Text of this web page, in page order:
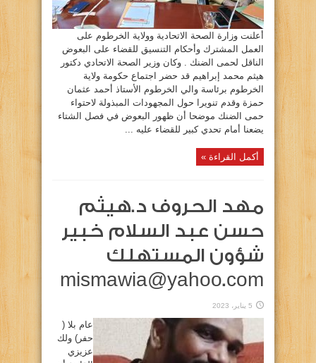
أعلنت وزارة الصحة الاتحادية وولاية الخرطوم على
العمل المشترك وأحكام التنسيق للقضاء على البعوض
الناقل لحمى الضنك . وكان وزير الصحة الاتحادي دكتور
هيثم محمد إبراهيم قد حضر اجتماع حكومة ولاية
الخرطوم برئاسة والي الخرطوم الأستاذ أحمد عثمان
حمزة وقدم تنويرا حول المجهودات المبذولة لاحتواء
حمى الضنك موضحا أن ظهور البعوض في فصل الشتاء
يضعنا أمام تحدي كبير للقضاء عليه ...
أكمل القراءة »
مهد الحروف د.هيثم
حسن عبد السلام خبير
شؤون المستهلك
mismawia@yahoo.com
5 يناير، 2023
عام بلا (
حفر) ولك
عزيزي